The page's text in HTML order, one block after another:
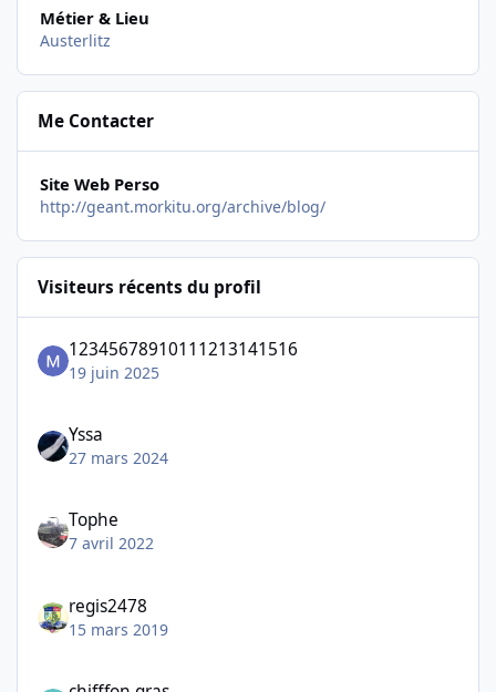
Métier & Lieu
Austerlitz
Me Contacter
Site Web Perso
http://geant.morkitu.org/archive/blog/
Visiteurs récents du profil
12345678910111213141516
19 juin 2025
Yssa
27 mars 2024
Tophe
7 avril 2022
regis2478
15 mars 2019